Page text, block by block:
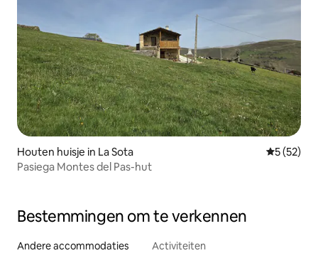
Houten huisje in La Sota
5 (52)
Pasiega Montes del Pas-hut
Bestemmingen om te verkennen
Andere accommodaties Activiteiten